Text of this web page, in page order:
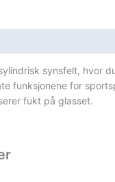
synsfelt, hvor
funksjonene for
fukt på glasset.